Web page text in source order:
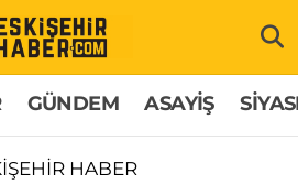
GÜNDEM ASAYİŞ
HABER
Yoğunluk Haritası